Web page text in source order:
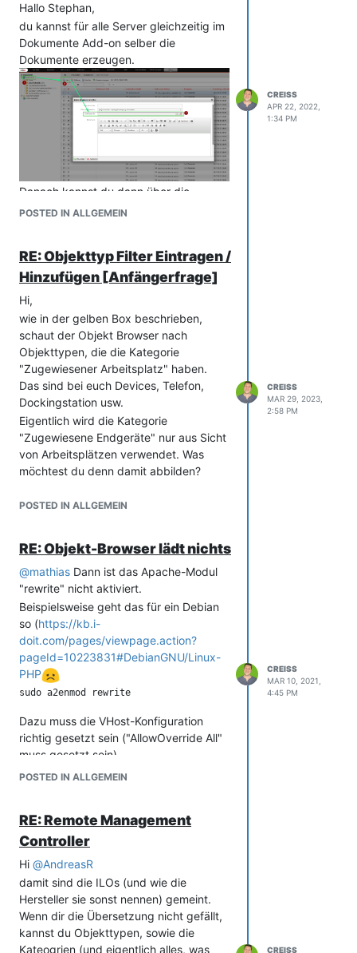
Hallo Stephan,
du kannst für alle Server gleichzeitig im
Dokumente Add-on selber die
Dokumente erzeugen.
Danach kannst du dann über die
Konsole neue Revisionen anlegen
lassen sich nicht anlegen, weil du dort ja
auf eine eindeutige ID des Dokuments
verweist.
Liebe Grüße
Christian
POSTED IN ALLGEMEIN
CREISS
APR 22, 2022,
1:34 PM
RE: Objekttyp Filter Eintragen /
Hinzufügen [Anfängerfrage]
Hi,
wie in der gelben Box beschrieben,
schaut der Objekt Browser nach
Objekttypen, die die Kategorie
"Zugewiesener Arbeitsplatz" haben.
Das sind bei euch Devices, Telefon,
Dockingstation usw.
Eigentlich wird die Kategorie
"Zugewiesene Endgeräte" nur aus Sicht
von Arbeitsplätzen verwendet. Was
möchtest du denn damit abbilden?
Endgeräten ist, würde ich die
Die Rückwärtige Kategorie davon wäre
dann die "Kontaktzuweisung". Hängt
aber davon ab, was genau abgebildet
werden soll und was ihr sonst noch
nutzt.
Kannst mit dieser und anderen Fragen
auch gerne in die Open i-doit Mastery
kommen. Das ist ein Live-Webinar, wo
es nur um die Beantwortung von Fragen
anmelden:
https://us06web.zoom.us/webinar/regis
ter/WN_-Az4odxLRN-8L1qsD0v73Q
Liebe Grüße
POSTED IN ALLGEMEIN
CREISS
MAR 29, 2023,
2:58 PM
RE: Objekt-Browser lädt nichts
@mathias Dann ist das Apache-Modul
"rewrite" nicht aktiviert.
Beispielsweise geht das für ein Debian
so (https://kb.i-
doit.com/pages/viewpage.action?
pageId=10223831#DebianGNU/Linux-
PHP
Dazu muss die VHost-Konfiguration
richtig gesetzt sein ("AllowOverride All"
muss gesetzt sein).
Beispiel:
        <Directory /var/www/html/>
                AllowOverride All
                Require all granted
        </Directory>
        LogLevel warn
        ErrorLog ${APACHE_LOG_DIR}/error.log
        CustomLog ${APACHE_LOG_DIR}/access.log combined
POSTED IN ALLGEMEIN
CREISS
MAR 10, 2021,
4:45 PM
RE: Remote Management
Controller
Hi @AndreasR
damit sind die ILOs (und wie die
Hersteller sie sonst nennen) gemeint.
Wenn dir die Übersetzung nicht gefällt,
kannst du Objekttypen, sowie die
Kateogrien (und eigentlich alles, was
CREISS